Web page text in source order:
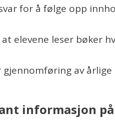
for å følge opp
elevene leser bøker
av
informasjon på